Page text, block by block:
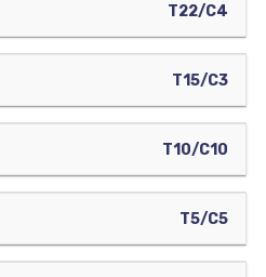
T22/C4
T15/C3
T10/C10
T5/C5